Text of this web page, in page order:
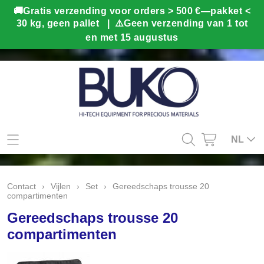
Mijn account
Contact
Info
NL
Contact › Vijlen › Set ›
Gereedschaps trousse 20
compartimenten
Gereedschaps trousse 20
compartimenten